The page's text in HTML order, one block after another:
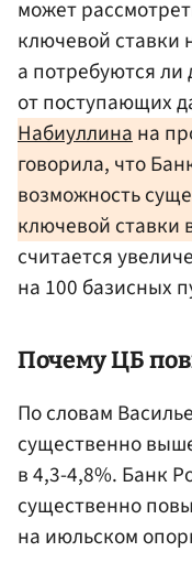
может
ключевой ставки
а потребуются ли
от поступающих
Набиуллинана
говорила, что
возможность
ключевой ставки
считается
на 100 базисных
Почему ЦБ
По словам
существенно
в 4,3-4,8%. Банк
существенно
на июльском